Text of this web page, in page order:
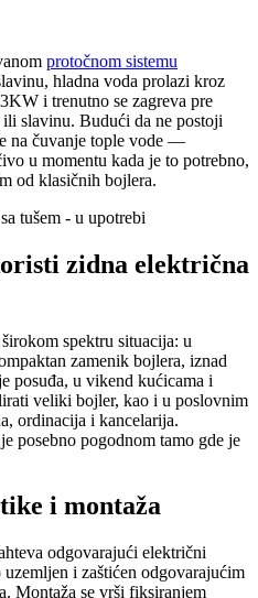
protočnom sistemu
hladna voda prolazi kroz
i trenutno se zagreva pre
slavinu. Budući da ne postoji
na čuvanje tople vode —
u momentu kada je to potrebno,
od klasičnih bojlera.
zidna električna
spektru situacija: u
zamenik bojlera, iznad
posuđa, u vikend kućicama i
veliki bojler, kao i u poslovnim
ordinacija i kancelarija.
posebno pogodnom tamo gde je
i montaža
odgovarajući električni
i zaštićen odgovarajućim
Montaža se vrši fiksiranjem